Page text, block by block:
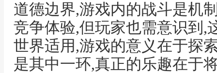
道德边界,游戏内的战斗是机
竞争体验,但玩家也需意识到,
世界适用,游戏的意义在于探
是其中一环,真正的乐趣在于